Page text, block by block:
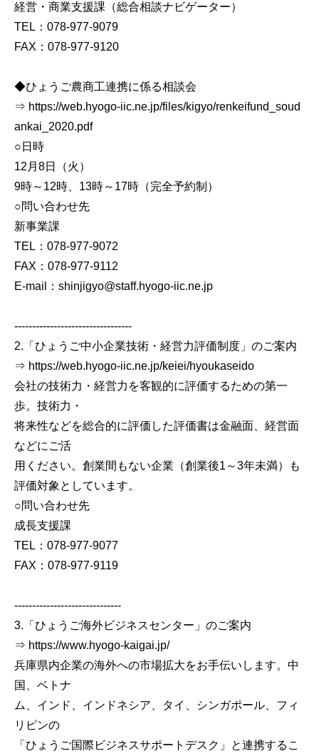
経営・商業支援課（総合相談ナビゲーター）
TEL：078-977-9079
FAX：078-977-9120
◆ひょうご農商工連携に係る相談会
⇒ https://web.hyogo-iic.ne.jp/files/kigyo/renkeifund_soud
ankai_2020.pdf
○日時
12月8日（火）
9時～12時、13時～17時（完全予約制）
○問い合わせ先
新事業課
TEL：078-977-9072
FAX：078-977-9112
E-mail：shinjigyo@staff.hyogo-iic.ne.jp
---------------------------------
2.「ひょうご中小企業技術・経営力評価制度」のご案内
⇒ https://web.hyogo-iic.ne.jp/keiei/hyoukaseido
会社の技術力・経営力を客観的に評価するための第一
歩。技術力・
将来性などを総合的に評価した評価書は金融面、経営面
などにご活
用ください。創業間もない企業（創業後1～3年未満）も
評価対象としています。
○問い合わせ先
成長支援課
TEL：078-977-9077
FAX：078-977-9119
------------------------------
3.「ひょうご海外ビジネスセンター」のご案内
⇒ https://www.hyogo-kaigai.jp/
兵庫県内企業の海外への市場拡大をお手伝いします。中
国、ベトナ
ム、インド、インドネシア、タイ、シンガポール、フィ
リピンの
「ひょうご国際ビジネスサポートデスク」と連携するこ